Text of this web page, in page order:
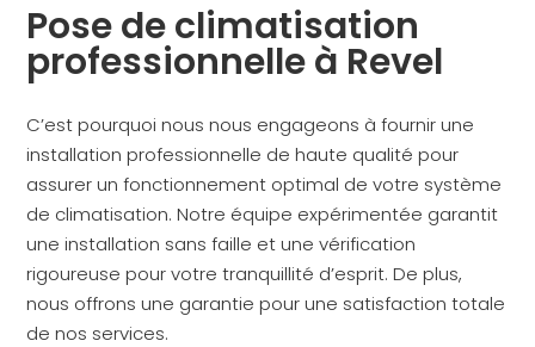
Pose de climatisation
professionnelle à Revel
C’est pourquoi nous nous engageons à fournir une
installation professionnelle de haute qualité pour
assurer un fonctionnement optimal de votre système
de climatisation. Notre équipe expérimentée garantit
une installation sans faille et une vérification
rigoureuse pour votre tranquillité d’esprit. De plus,
nous offrons une garantie pour une satisfaction totale
de nos services.